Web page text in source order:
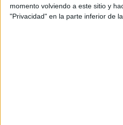
momento volviendo a este sitio y
"Privacidad" en la parte inferior de